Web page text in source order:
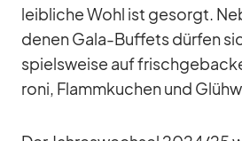
leib­li­che Wohl ist ge­sorgt.
de­nen Gala-Buf­fets dür­fen
spiels­weise auf
roni, Flamm­ku­chen und